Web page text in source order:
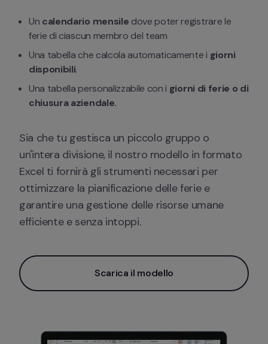
Un calendario mensile dove poter registrare le
ferie di ciascun membro del team
Una tabella che calcola automaticamente i giorni
disponibili.
Una tabella personalizzabile con i giorni di ferie o di
chiusura aziendale.
Sia che tu gestisca un piccolo gruppo o
un'intera divisione, il nostro modello in formato
Excel ti fornirà gli strumenti necessari per
ottimizzare la pianificazione delle ferie e
garantire una gestione delle risorse umane
efficiente e senza intoppi.
Scarica il modello